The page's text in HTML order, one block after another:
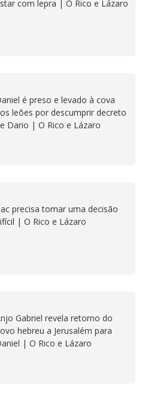
com lepra | O Rico e Lázaro
é preso e levado à cova
leões por descumprir decreto
Dario | O Rico e Lázaro
precisa tomar uma decisão
| O Rico e Lázaro
Gabriel revela retorno do
hebreu a Jerusalém para
| O Rico e Lázaro